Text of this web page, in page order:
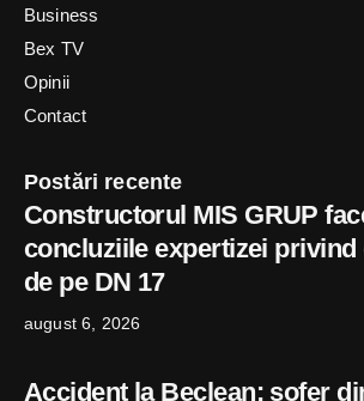
Business
Bex TV
Opinii
Contact
Postări recente
Constructorul MIS GRUP
concluziile expertizei privind
de pe DN 17
august 6, 2026
Accident la Beclean: șofer